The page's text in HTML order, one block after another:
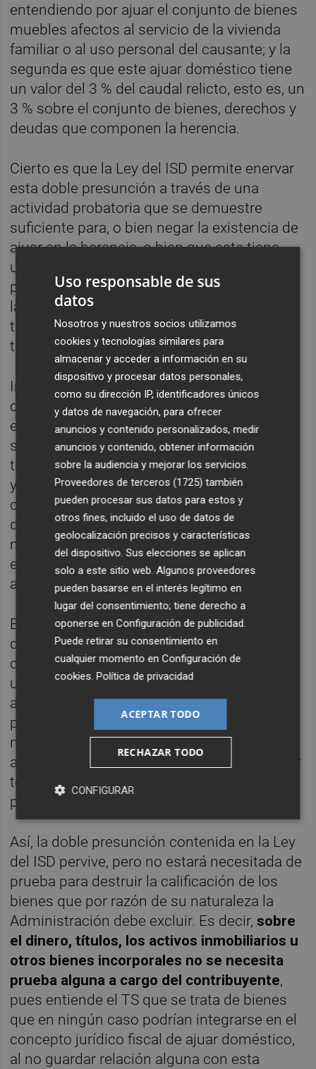
entendiendo por ajuar el conjunto de bienes
muebles afectos al servicio de la vivienda
familiar o al uso personal del causante; y la
segunda es que este ajuar doméstico tiene
un valor del 3 % del caudal relicto, esto es, un
3 % sobre el conjunto de bienes, derechos y
deudas que componen la herencia.
Cierto es que la Ley del ISD permite enervar
esta doble presunción a través de una
actividad probatoria que se demuestre
suficiente para, o bien negar la existencia de
ajuar en la herencia, o bien que este tiene
una valoración inferior. Sin embargo, la
práctica hasta la fecha ha puesto de relieve
la reticencia de la Administración y los
tribunales a permitir la desactivación de
tales presunciones.
Imaginemos un caso extremo en el que el
caudal relicto del causante únicamente
estuviera compuesto por participaciones
sociales en sociedades con un valor total de
treinta y cinco millones de euros. ¿Es lógico
y proporcionado agregar a la herencia, para
calcular el impuesto a pagar, un ajuar
doméstico del 3 %, es decir, de más de un
millón de euros? La inmensa mayoría
entendemos que no, y afortunadamente
ahora el TS tampoco.
El TS, partiendo del concepto de ajuar
doméstico, en el que entiende que solo
caben bienes muebles corporales afectos al
uso personal o particular, concluye en
ambas sentencias que las acciones y
participaciones sociales —por no integrarse,
ni aun analógicamente, en tal concepto, por
amplio que sea configurado— no pueden ser
tomadas en cuenta a efectos de aplicar la
presunción legal del 3 %.
Así, la doble presunción contenida en la Ley
del ISD pervive, pero no estará necesitada de
prueba para destruir la calificación de los
bienes que por razón de su naturaleza la
Administración debe excluir. Es decir,sobre
el dinero, títulos, los activos inmobiliarios u
otros bienes incorporales no se necesita
prueba alguna a cargo del contribuyente,
pues entiende el TS que se trata de bienes
que en ningún caso podrían integrarse en el
concepto jurídico fiscal de ajuar doméstico,
al no guardar relación alguna con esta
Uso responsable de sus
datos
Nosotros y nuestros socios utilizamos
cookies y tecnologías similares para
almacenar y acceder a información en su
dispositivo y procesar datos personales,
como su dirección IP, identificadores únicos
y datos de navegación, para ofrecer
anuncios y contenido personalizados, medir
anuncios y contenido, obtener información
sobre la audiencia y mejorar los servicios.
Proveedores de terceros (1725) también
pueden procesar sus datos para estos y
otros fines, incluido el uso de datos de
geolocalización precisos y características
del dispositivo. Sus elecciones se aplican
solo a este sitio web. Algunos proveedores
pueden basarse en el interés legítimo en
lugar del consentimiento; tiene derecho a
oponerse enConfiguración de publicidad.
Puede retirar su consentimiento en
cualquier momento enConfiguración de
cookies.Política de privacidad
ACEPTAR TODO
RECHAZAR TODO
CONFIGURAR